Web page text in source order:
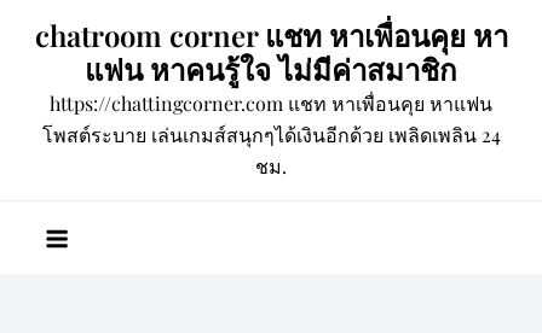
chatroom corner แชท หาเพื่อนคุย หา
แฟน หาคนรู้ใจ ไม่มีค่าสมาชิก
https://chattingcorner.com แชท หาเพื่อนคุย หาแฟน
โพสต์ระบาย เล่นเกมส์สนุกๆได้เงินอีกด้วย เพลิดเพลิน 24
ชม.